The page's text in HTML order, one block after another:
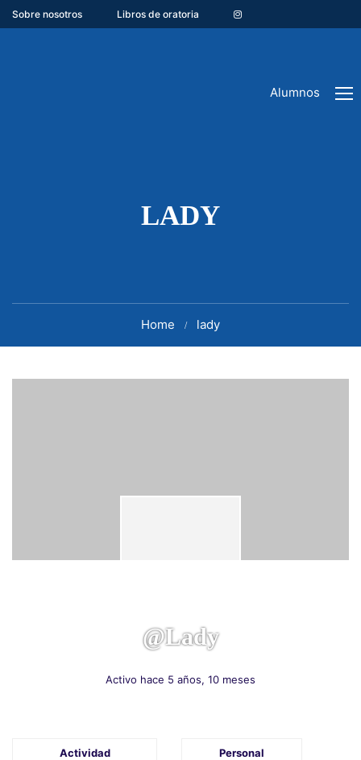
Sobre nosotros Libros de oratoria
Alumnos
LADY
Home lady
@lady
Activo hace 5 años, 10 meses
Actividad Personal